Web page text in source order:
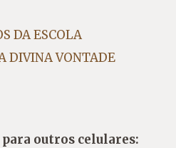
DA ESCOLA
DIVINA VONTADE
outros celulares: